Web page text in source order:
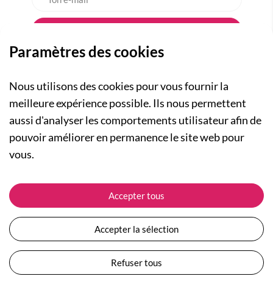
A PROPOS
Qui sommes-nous ?
Actualités
Nos engagements
Plan du site
Devenir revendeur
NOS RUBRIQUES
Collection Femme
Collection Enfants
Les Totebags
Nos différents thèmes
ASSISTANCE
Suivre ma commande
Expédition et livraison
Retour et remboursement
Moyens de paiement
Questions / Réponses
Conditions générales de vente
Paramètres des cookies
Nous utilisons des cookies pour vous fournir la
meilleure expérience possible. Ils nous permettent
aussi d'analyser les comportements utilisateur afin de
pouvoir améliorer en permanence le site web pour
vous.
Accepter tous
Accepter la sélection
Refuser tous